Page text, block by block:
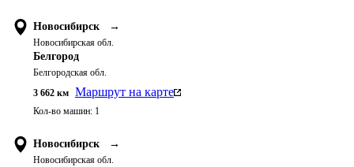
Новосибирск →
Новосибирская обл.
Белгород
Белгородская обл.
3 662 км Маршрут на карте
Кол-во машин: 1
Новосибирск →
Новосибирская обл.